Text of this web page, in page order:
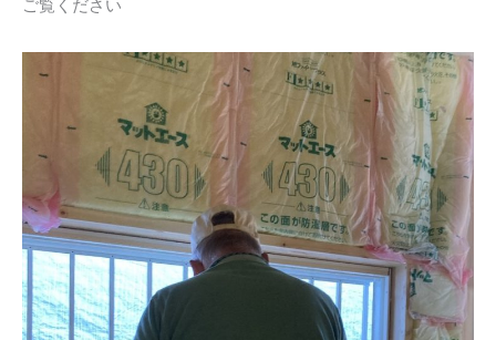
ご覧ください